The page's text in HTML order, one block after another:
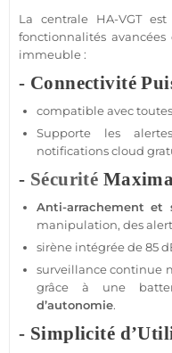
La centrale HA-VGTest
fonctionnalités
immeuble:
- Connectivité
compatibleavec
Supporte les
notifications cloud
- Sécurité
Anti-arrachement et
manipulation, des
sirène intégrée de 85
surveillancecontinue
grâce à une
d’autonomie.
- Simplicité